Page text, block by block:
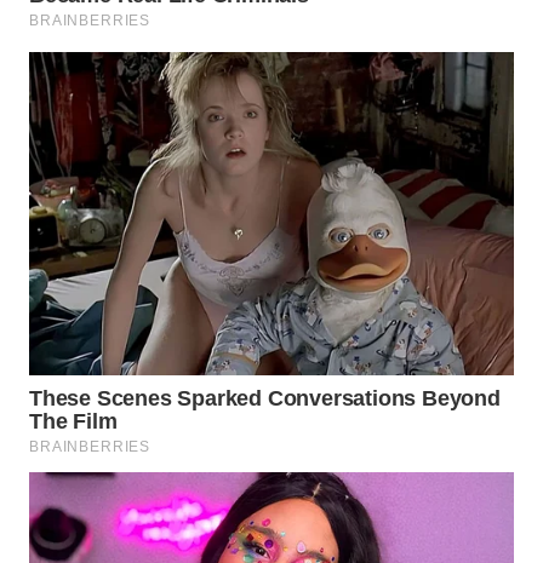
SPORT
WAHANA
UMKM
WAHANA
SELEB
WAHANA
PERSONA
WAHANA
OTOMOTIF
WAHANA
WAHANA
DESA